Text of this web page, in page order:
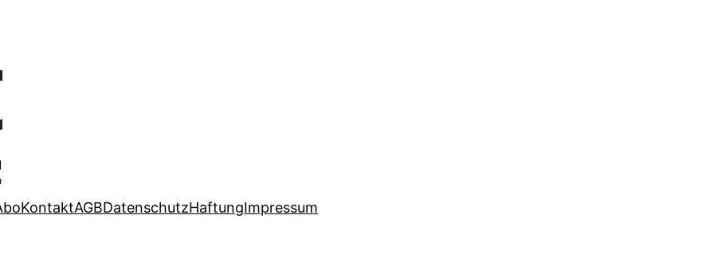
KontaktAGBDatenschutzHaftungImpressum